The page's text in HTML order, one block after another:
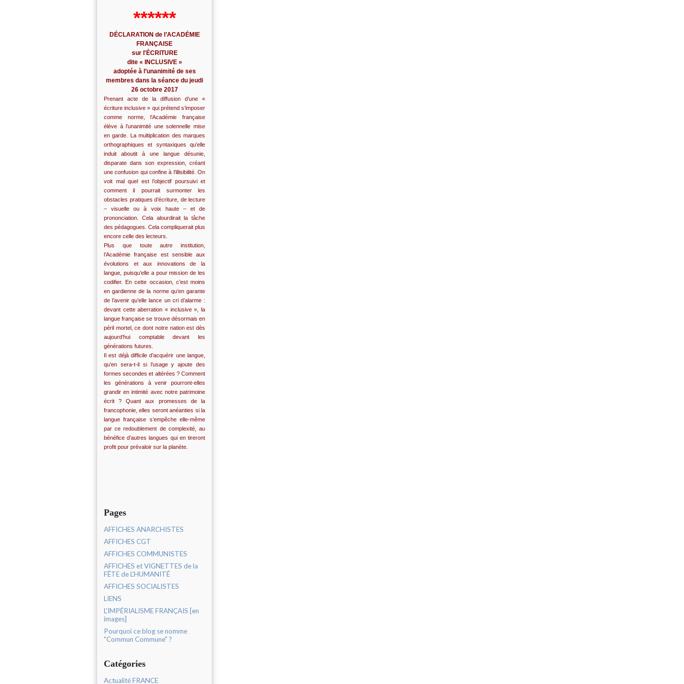
******
DÉCLARATION de l’ACADÉMIE
FRANÇAISE
sur l'ÉCRITURE
dite « INCLUSIVE »
adoptée à l’unanimité de ses
membres dans la séance du jeudi
26 octobre 2017
Prenant acte de la diffusion d’une «
écriture inclusive » qui prétend s’imposer
comme norme, l’Académie française
élève à l’unanimité une solennelle mise
en garde. La multiplication des marques
orthographiques et syntaxiques qu’elle
induit aboutit à une langue désunie,
disparate dans son expression, créant
une confusion qui confine à l’illisibilité. On
voit mal quel est l’objectif poursuivi et
comment il pourrait surmonter les
obstacles pratiques d’écriture, de lecture
– visuelle ou à voix haute – et de
prononciation. Cela alourdirait la tâche
des pédagogues. Cela compliquerait plus
encore celle des lecteurs.
Plus que toute autre institution,
l’Académie française est sensible aux
évolutions et aux innovations de la
langue, puisqu’elle a pour mission de les
codifier. En cette occasion, c’est moins
en gardienne de la norme qu’en garante
de l’avenir qu’elle lance un cri d’alarme :
devant cette aberration « inclusive », la
langue française se trouve désormais en
péril mortel, ce dont notre nation est dès
aujourd’hui comptable devant les
générations futures.
Il est déjà difficile d’acquérir une langue,
qu’en sera-t-il si l’usage y ajoute des
formes secondes et altérées ? Comment
les générations à venir pourront-elles
grandir en intimité avec notre patrimoine
écrit ? Quant aux promesses de la
francophonie, elles seront anéanties si la
langue française s’empêche elle-même
par ce redoublement de complexité, au
bénéfice d’autres langues qui en tireront
profit pour prévaloir sur la planète.
Pages
AFFICHES ANARCHISTES
AFFICHES CGT
AFFICHES COMMUNISTES
AFFICHES et VIGNETTES de la
FÊTE de L'HUMANITÉ
AFFICHES SOCIALISTES
LIENS
L'IMPÉRIALISME FRANÇAIS [en
images]
Pourquoi ce blog se nomme
"Commun Commune" ?
Catégories
Actualité FRANCE